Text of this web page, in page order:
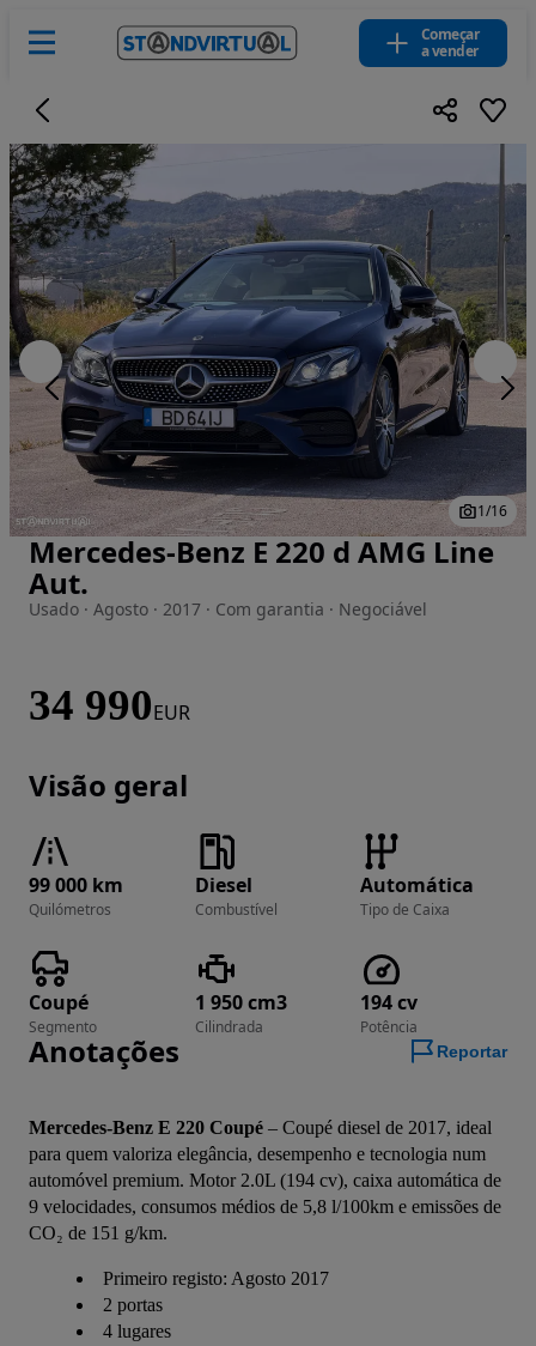
Começar
a vender
Imagem 1 de 16
1/16
Mercedes-Benz E 220 d AMG Line
Aut.
Usado · Agosto · 2017 · Com garantia · Negociável
34 990EUR
Visão geral
99 000 km
Quilómetros
Diesel
Combustível
Automática
Tipo de Caixa
Coupé
Segmento
1 950 cm3
Cilindrada
194 cv
Potência
Anotações Reportar
Mercedes-Benz E 220 Coupé – Coupé diesel de 2017, ideal
para quem valoriza elegância, desempenho e tecnologia num
automóvel premium. Motor 2.0L (194 cv), caixa automática de
9 velocidades, consumos médios de 5,8 l/100km e emissões de
CO₂ de 151 g/km.
Primeiro registo: Agosto 2017
2 portas
4 lugares